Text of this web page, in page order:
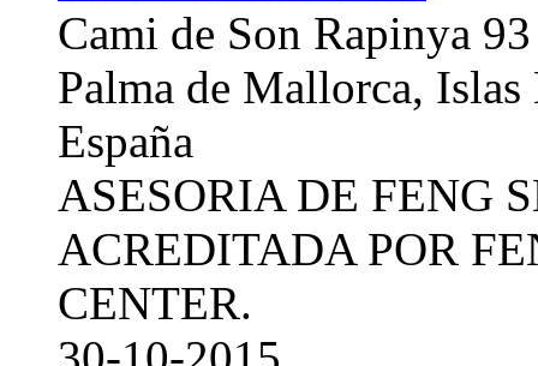
Cami de Son Rapinya 93
Palma de Mallorca, Islas
España
ASESORIA DE FENG
ACREDITADA POR
CENTER.